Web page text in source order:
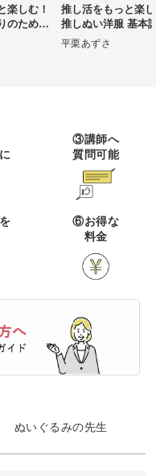
ドール
ハンドメイド
ビジネス
楽しむ！
のための
推し活をもっと楽
推しぬい洋服 基本
平栗あずさ
③講師へ
質問可能
⑥お得な
料金
ぬいぐるみの先生